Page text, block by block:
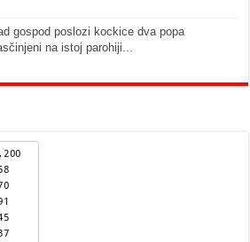
gospod poslozi kockice dva popa
na istoj parohiji...